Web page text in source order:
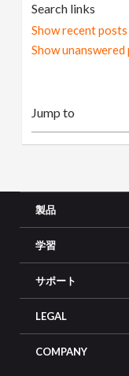
Search links
Show recent posts
Show unanswered
製品
学習
サポート
LEGAL
COMPANY